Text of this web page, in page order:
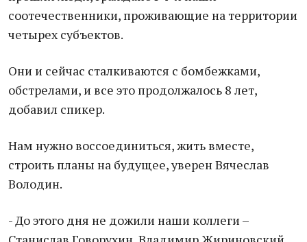
соотечественники, проживающие на территории
четырех субъектов.
Они и сейчас сталкиваются с бомбежками,
обстрелами, и все это продолжалось 8 лет,
добавил спикер.
Нам нужно воссоединиться, жить вместе,
строить планы на будущее, уверен Вячеслав
Володин.
- До этого дня не дожили наши коллеги –